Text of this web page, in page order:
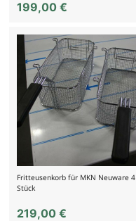
199,00 €
Fritteusenkorb für MKN Neuware 4
Stück
219,00 €